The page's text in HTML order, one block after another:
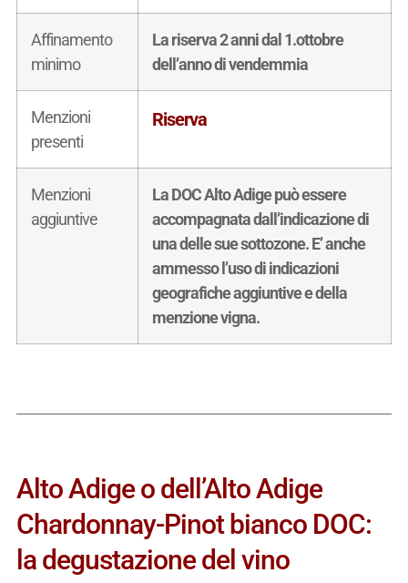
Affinamento
minimo
La riserva 2 anni dal 1.ottobre
dell’anno di vendemmia
Menzioni
presenti
Riserva
Menzioni
aggiuntive
La DOC Alto Adige può essere
accompagnata dall’indicazione di
una delle sue sottozone. E’ anche
ammesso l’uso di indicazioni
geografiche aggiuntive e della
menzione vigna.
Alto Adige o dell’Alto Adige
Chardonnay-Pinot bianco DOC:
la degustazione del vino